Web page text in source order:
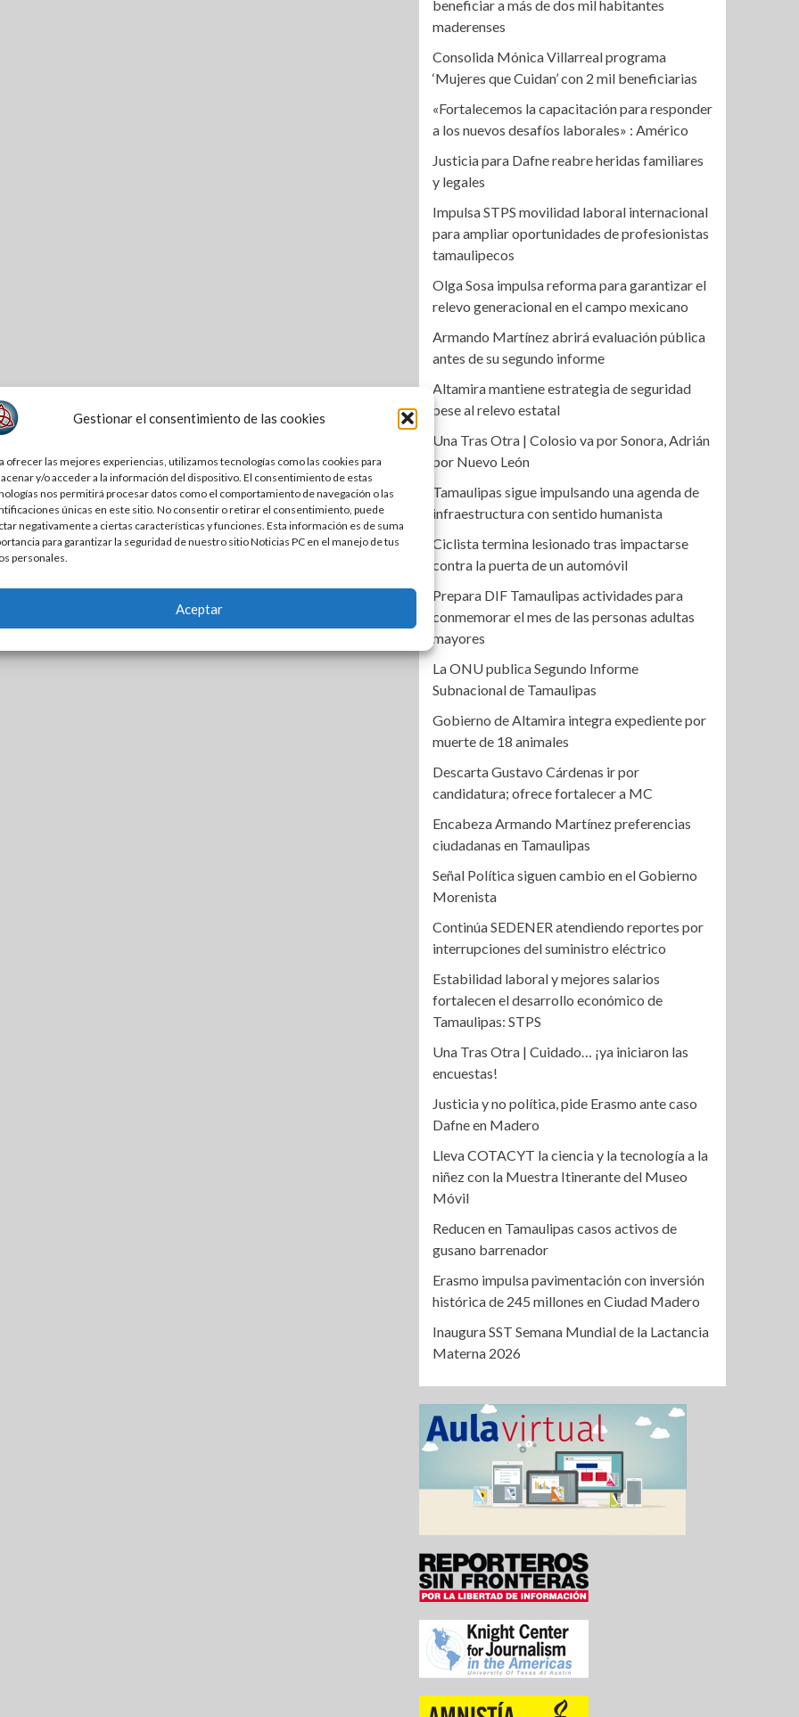
Gestionar el consentimiento de las cookies
ofrecer las mejores experiencias, utilizamos tecnologías como las cookies para
y/o acceder a la información del dispositivo. El consentimiento de estas
nos permitirá procesar datos como el comportamiento de navegación o las
únicas en este sitio. No consentir o retirar el consentimiento, puede
negativamente a ciertas características y funciones. Esta información es de suma
para garantizar la seguridad de nuestro sitio Noticias PC en el manejo de tus
personales.
Aceptar
beneficiar a más de dos mil habitantes
maderenses
Consolida Mónica Villarreal programa
‘Mujeres que Cuidan’ con 2 mil beneficiarias
«Fortalecemos la capacitación para responder
a los nuevos desafíos laborales» : Américo
Justicia para Dafne reabre heridas familiares
y legales
Impulsa STPS movilidad laboral internacional
para ampliar oportunidades de profesionistas
tamaulipecos
Olga Sosa impulsa reforma para garantizar el
relevo generacional en el campo mexicano
Armando Martínez abrirá evaluación pública
antes de su segundo informe
Altamira mantiene estrategia de seguridad
pese al relevo estatal
Una Tras Otra | Colosio va por Sonora, Adrián
por Nuevo León
Tamaulipas sigue impulsando una agenda de
infraestructura con sentido humanista
Ciclista termina lesionado tras impactarse
contra la puerta de un automóvil
Prepara DIF Tamaulipas actividades para
conmemorar el mes de las personas adultas
mayores
La ONU publica Segundo Informe
Subnacional de Tamaulipas
Gobierno de Altamira integra expediente por
muerte de 18 animales
Descarta Gustavo Cárdenas ir por
candidatura; ofrece fortalecer a MC
Encabeza Armando Martínez preferencias
ciudadanas en Tamaulipas
Señal Política siguen cambio en el Gobierno
Morenista
Continúa SEDENER atendiendo reportes por
interrupciones del suministro eléctrico
Estabilidad laboral y mejores salarios
fortalecen el desarrollo económico de
Tamaulipas: STPS
Una Tras Otra | Cuidado… ¡ya iniciaron las
encuestas!
Justicia y no política, pide Erasmo ante caso
Dafne en Madero
Lleva COTACYT la ciencia y la tecnología a la
niñez con la Muestra Itinerante del Museo
Móvil
Reducen en Tamaulipas casos activos de
gusano barrenador
Erasmo impulsa pavimentación con inversión
histórica de 245 millones en Ciudad Madero
Inaugura SST Semana Mundial de la Lactancia
Materna 2026